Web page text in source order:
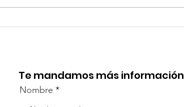
TourTravelynByFraveo
Te mandamos más información
Nombre